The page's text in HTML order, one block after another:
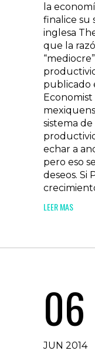
la
finalice su
inglesa
que la
publicado
Economist
sistema
echar a
pero eso
deseos. Si
LEER MAS
06
JUN 2014